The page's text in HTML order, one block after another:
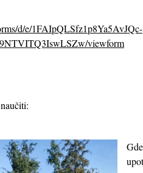
d/e/1FAIpQLSfz1p8Ya5AvJQc-
viewform